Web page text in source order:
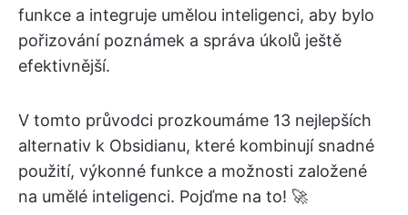
funkce a integruje umělou inteligenci, aby bylo
pořizování poznámek a správa úkolů ještě
efektivnější.
V tomto průvodci prozkoumáme 13 nejlepších
alternativ k Obsidianu, které kombinují snadné
použití, výkonné funkce a možnosti založené
na umělé inteligenci. Pojďme na to! 🚀